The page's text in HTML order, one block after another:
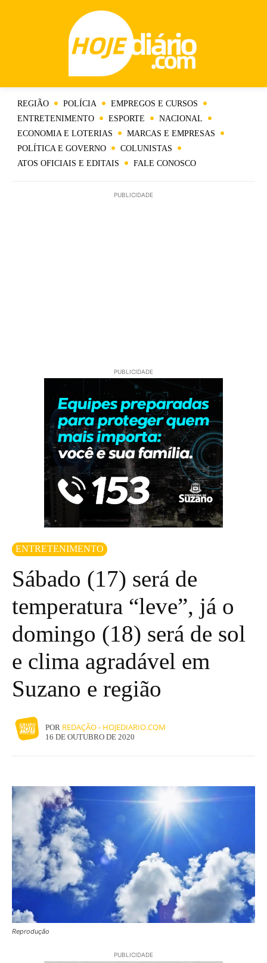
REGIÃO POLÍCIA
EMPREGOS E CURSOS
ENTRETENIMENTO
ESPORTE
NACIONAL
ECONOMIA E LOTERIAS
MARCAS E EMPRESAS
POLÍTICA E GOVERNO
COLUNISTAS
ATOS OFICIAIS E EDITAIS
FALE CONOSCO
PUBLICIDADE
PUBLICIDADE
ENTRETENIMENTO
Sábado (17) será de
temperatura “leve”, já o
domingo (18) será de sol
e clima agradável em
Suzano e região
POR REDAÇÃO - HOJEDIARIO.COM
16 DE OUTUBRO DE 2020
Reprodução
PUBLICIDADE